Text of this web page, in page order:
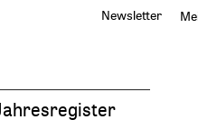
Newsletter